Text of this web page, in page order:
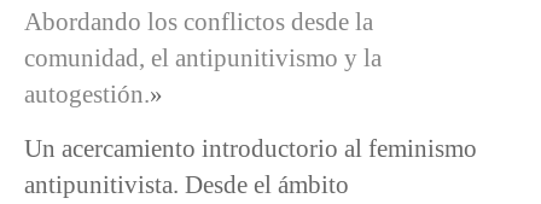
Abordando los conflictos desde la
comunidad, el antipunitivismo y la
autogestión.»
Un acercamiento introductorio al feminismo
antipunitivista. Desde el ámbito